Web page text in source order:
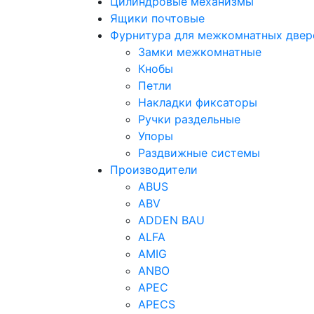
Ящики почтовые
Фурнитура для межкомнатных
Замки межкомнатные
Кнобы
Петли
Накладки фиксаторы
Ручки раздельные
Упоры
Раздвижные системы
Производители
ABUS
ABV
ADDEN BAU
ALFA
AMIG
ANBO
APEC
APECS